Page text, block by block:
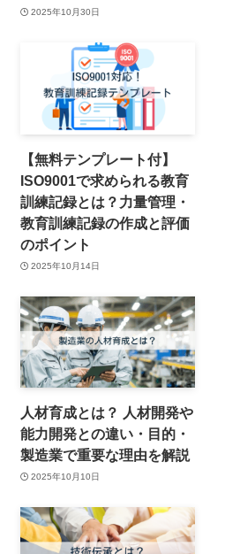
2025年10月30日
【無料テンプレート付】
ISO9001で求められる教育
訓練記録とは？力量管理・
教育訓練記録の作成と評価
のポイント
2025年10月14日
人材育成とは？ 人材開発や
能力開発との違い・目的・
製造業で重要な理由を解説
2025年10月10日